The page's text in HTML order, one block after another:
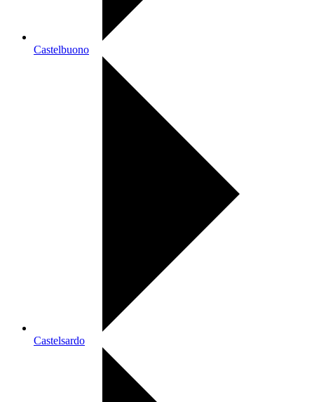
Castelbuono
Castelsardo